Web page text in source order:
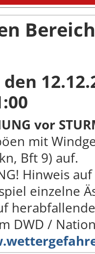
vor
mit
Bft 9) auf.
Hinweis
einzelne
DWD /